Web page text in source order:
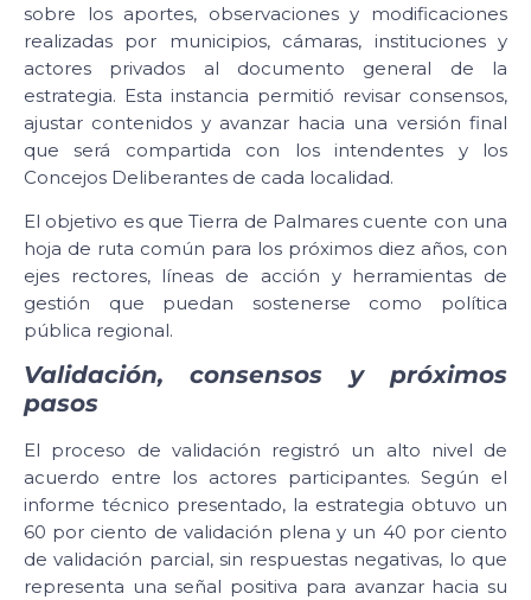
sobre los aportes, observaciones y modificaciones
realizadas por municipios, cámaras, instituciones y
actores privados al documento general de la
estrategia. Esta instancia permitió revisar consensos,
ajustar contenidos y avanzar hacia una versión final
que será compartida con los intendentes y los
Concejos Deliberantes de cada localidad.
El objetivo es que Tierra de Palmares cuente con una
hoja de ruta común para los próximos diez años, con
ejes rectores, líneas de acción y herramientas de
gestión que puedan sostenerse como política
pública regional.
Validación, consensos y próximos
pasos
El proceso de validación registró un alto nivel de
acuerdo entre los actores participantes. Según el
informe técnico presentado, la estrategia obtuvo un
60 por ciento de validación plena y un 40 por ciento
de validación parcial, sin respuestas negativas, lo que
representa una señal positiva para avanzar hacia su